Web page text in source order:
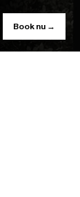
Book nu →